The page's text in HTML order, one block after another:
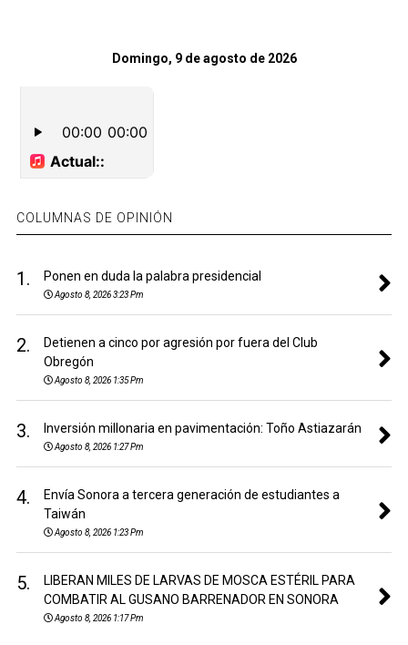
Domingo, 9 de agosto de 2026
COLUMNAS DE OPINIÓN
1. Ponen en duda la palabra presidencial
Agosto 8, 2026 3:23 Pm
2.
Detienen a cinco por agresión por fuera del Club
Obregón
Agosto 8, 2026 1:35 Pm
3. Inversión millonaria en pavimentación: Toño Astiazarán
Agosto 8, 2026 1:27 Pm
4.
Envía Sonora a tercera generación de estudiantes a
Taiwán
Agosto 8, 2026 1:23 Pm
5.
LIBERAN MILES DE LARVAS DE MOSCA ESTÉRIL PARA
COMBATIR AL GUSANO BARRENADOR EN SONORA
Agosto 8, 2026 1:17 Pm